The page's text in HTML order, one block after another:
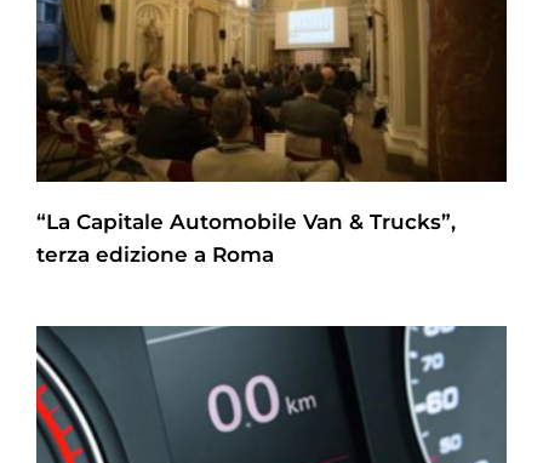
“La Capitale Automobile Van & Trucks”,
terza edizione a Roma